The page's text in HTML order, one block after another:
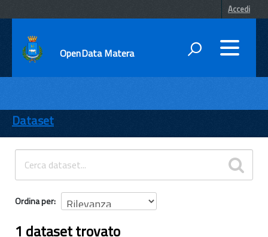
Accedi
OpenData Matera
ENTI
TEMI
INFORMAZIONI
Dataset
Ordina per
1 dataset trovato